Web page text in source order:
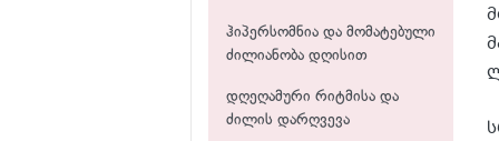
ჰიპერსომნია და მომატებული
ძილიანობა დღისით
დღეღამური რიტმისა და
ძილის დარღვევა